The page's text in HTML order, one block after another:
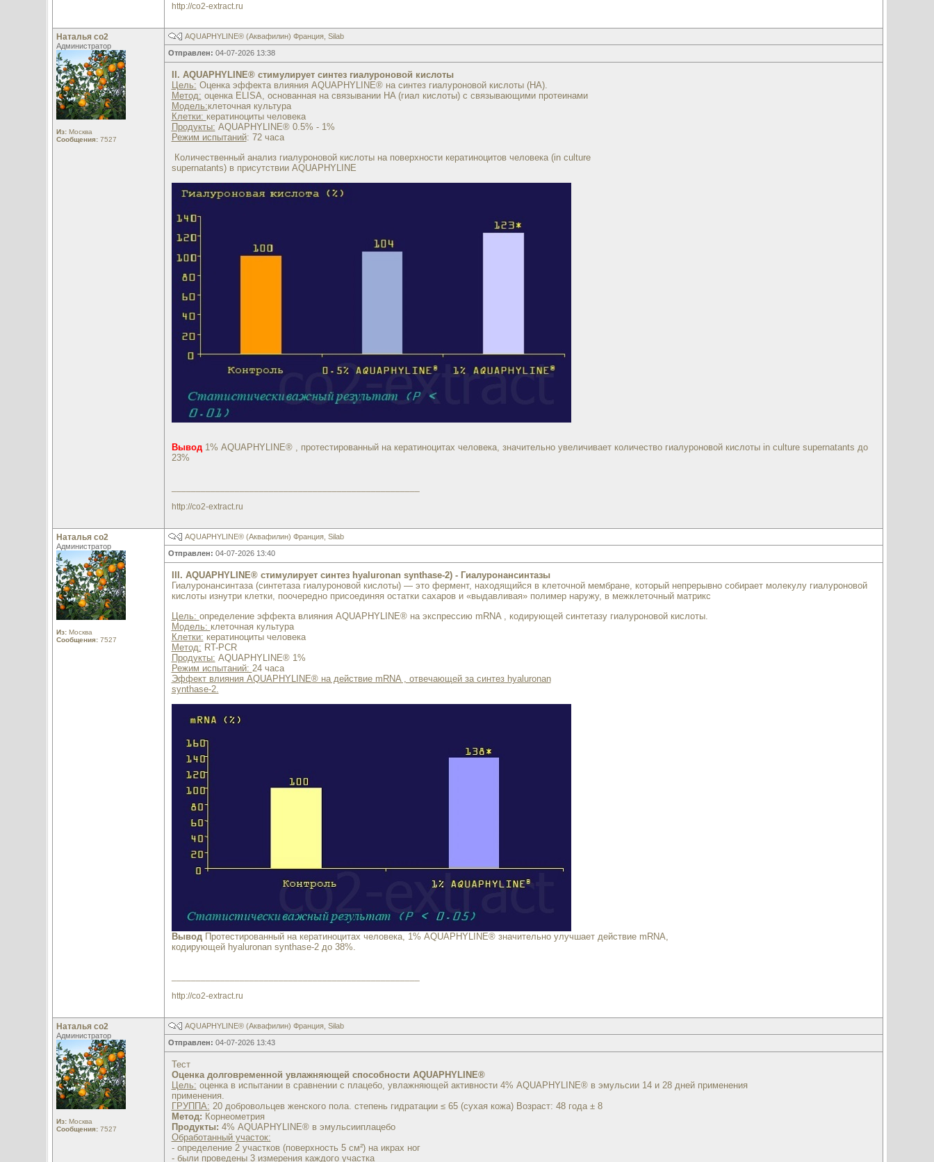
http://co2-extract.ru
Наталья со2
Администратор
Из:Москва
Сообщения:7527
AQUAPHYLINE® (Аквафилин) Франция, Silab
Отправлен: 04-07-2026 13:38
II. AQUAPHYLINE® стимулирует синтез гиалуроновой кислоты
Цель: Оценка эффекта влияния AQUAPHYLINE® на синтез гиалуроновой кислоты (HA).
Метод: оценка ELISA, основанная на связывании HA (гиал кислоты) с связывающими протеинами
Модель:клеточная культура
Клетки: кератиноциты человека
Продукты: AQUAPHYLINE® 0.5% - 1%
Режим испытаний: 72 часа
Количественный анализ гиалуроновой кислоты на поверхности кератиноцитов человека (in culture
supernatants) в присутствии AQUAPHYLINE
Вывод1% AQUAPHYLINE® , протестированный на кератиноцитах человека, значительно увеличивает количество гиалуроновой кислоты in culture supernatants до
23%
http://co2-extract.ru
Наталья со2
Администратор
Из:Москва
Сообщения:7527
AQUAPHYLINE® (Аквафилин) Франция, Silab
Отправлен: 04-07-2026 13:40
III. AQUAPHYLINE® стимулирует синтез hyaluronan synthase-2) - Гиалуронансинтазы
Гиалуронансинтаза (синтетаза гиалуроновой кислоты) — это фермент, находящийся в клеточной мембране, который непрерывно собирает молекулу гиалуроновой
кислоты изнутри клетки, поочередно присоединяя остатки сахаров и «выдавливая» полимер наружу, в межклеточный матрикс
Цель: определение эффекта влияния AQUAPHYLINE® на экспрессию mRNA , кодирующей синтетазу гиалуроновой кислоты.
Модель: клеточная культура
Клетки: кератиноциты человека
Метод: RT-PCR
Продукты: AQUAPHYLINE® 1%
Режим испытаний: 24 часа
Эффект влияния AQUAPHYLINE® на действие mRNA , отвечающей за синтез hyaluronan
synthase-2.
Вывод Протестированный на кератиноцитах человека, 1% AQUAPHYLINE® значительно улучшает действие mRNA,
кодирующей hyaluronan synthase-2 до 38%.
http://co2-extract.ru
Наталья со2
Администратор
Из:Москва
Сообщения:7527
AQUAPHYLINE® (Аквафилин) Франция, Silab
Отправлен: 04-07-2026 13:43
Тест
Оценка долговременной увлажняющей способности AQUAPHYLINE®
Цель: оценка в испытании в сравнении с плацебо, увлажняющей активности 4% AQUAPHYLINE® в эмульсии 14 и 28 дней применения
применения.
ГРУППА: 20 добровольцев женского пола. степень гидратации ≤ 65 (сухая кожа) Возраст: 48 года ± 8
Метод: Корнеометрия
Продукты: 4% AQUAPHYLINE® в эмульсииплацебо
Обработанный участок:
- определение 2 участков (поверхность 5 см²) на икрах ног
- были проведены 3 измерения каждого участка